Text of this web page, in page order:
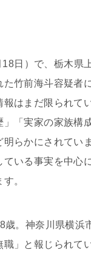
日）で、栃木県
竹前海斗容疑者
報はまだ限られて
」「実家の家族構
らかにされてい
いる事実を中心
。
歳。神奈川県横浜
職」と報じられて